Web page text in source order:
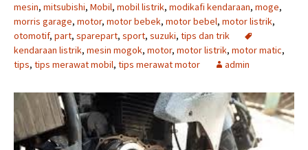
mesin, mitsubishi, Mobil, mobil listrik, modikafi kendaraan, moge,
morris garage, motor, motor bebek, motor bebel, motor listrik,
otomotif, part, sparepart, sport, suzuki, tips dan trik
kendaraan listrik, mesin mogok, motor, motor listrik, motor matic,
tips, tips merawat mobil, tips merawat motor admin